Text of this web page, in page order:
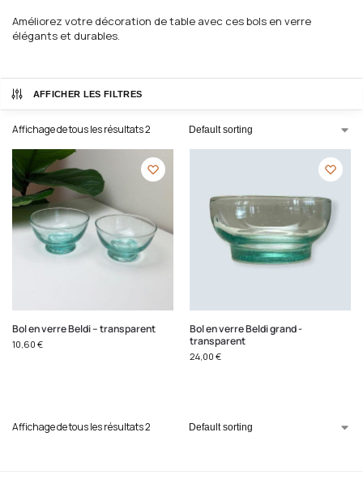
Améliorez votre décoration de table avec ces bols en verre
élégants et durables.
AFFICHER LES FILTRES
Affichage de tous les résultats 2
Bol en verre Beldi – transparent
10,60 €
Bol en verre Beldi grand -
transparent
24,00 €
Affichage de tous les résultats 2